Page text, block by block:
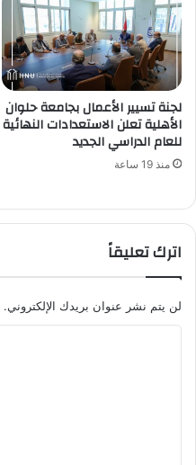
لجنة تسيير الأعمال بجامعة حلوان
الأهلية تعلن الاستعدادات النهائية
للعام الدراسي الجديد
منذ 19 ساعة
اترك تعليقاً
لن يتم نشر عنوان بريدك الإلكتروني.